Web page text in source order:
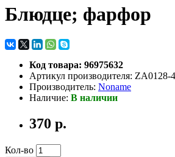
Блюдце; фарфор
Код товара: 96975632
Артикул производителя: ZA0128-
Производитель: Noname
Наличие: В наличии
370 р.
Кол-во